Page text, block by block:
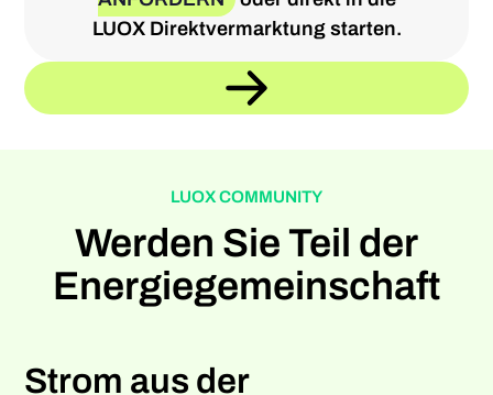
LUOX Direktvermarktung starten.
LUOX COMMUNITY
Werden Sie Teil der
Energiegemeinschaft
Strom aus der